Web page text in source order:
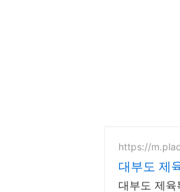
https://
대부도 제
대부도 제